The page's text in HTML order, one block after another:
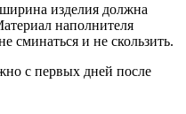
изделия должна
наполнителя
сминаться и не скользить.
с первых дней после